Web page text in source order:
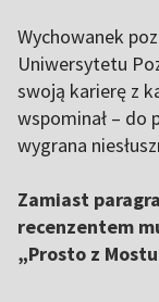
Wychowanek
Uniwersytetu
swoją karierę z
wspominał – do
wygrana
Zamiast
recenzentem
„Prosto z